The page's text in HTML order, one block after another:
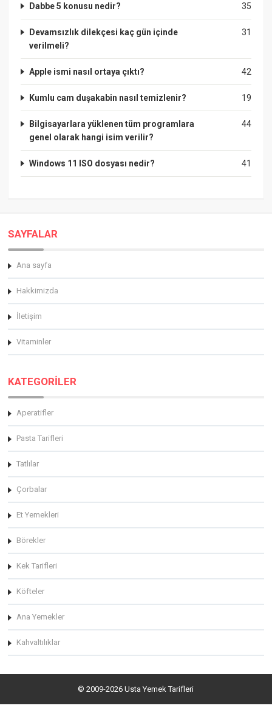
35
Dabbe 5 konusu nedir?
31
Devamsızlık dilekçesi kaç gün içinde
verilmeli?
42
Apple ismi nasıl ortaya çıktı?
19
Kumlu cam duşakabin nasıl temizlenir?
44
Bilgisayarlara yüklenen tüm programlara
genel olarak hangi isim verilir?
41
Windows 11 ISO dosyası nedir?
SAYFALAR
Ana sayfa
Hakkimizda
İletişim
Vitaminler
KATEGORİLER
Aperatifler
Pasta Tarifleri
Tatlılar
Çorbalar
Et Yemekleri
Börekler
Kek Tarifleri
Köfteler
Ana Yemekler
Kahvaltılıklar
© 2009-2026 Usta Yemek Tarifleri